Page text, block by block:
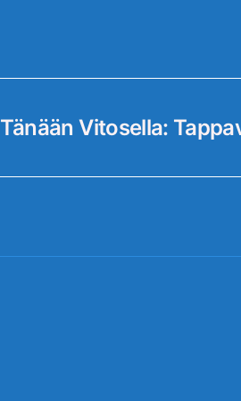
Tänään Vitosella: